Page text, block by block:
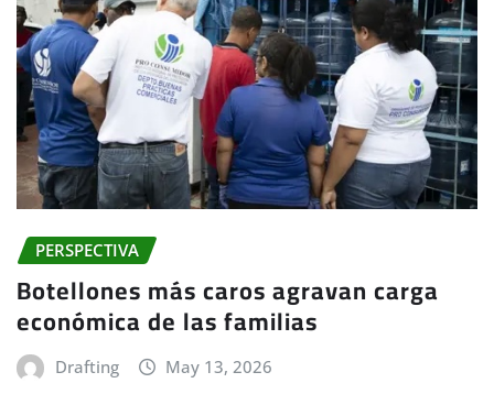
PERSPECTIVA
Botellones más caros agravan carga
económica de las familias
Drafting May 13, 2026